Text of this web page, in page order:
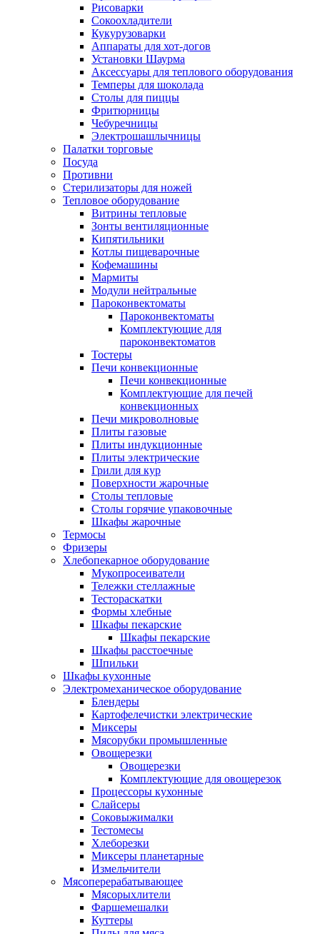
Рисоварки
Сокоохладители
Кукурузоварки
Аппараты для хот-догов
Установки Шаурма
Аксессуары для теплового оборудования
Темперы для шоколада
Столы для пиццы
Фритюрницы
Чебуречницы
Электрошашлычницы
Палатки торговые
Посуда
Противни
Стерилизаторы для ножей
Тепловое оборудование
Витрины тепловые
Зонты вентиляционные
Кипятильники
Котлы пищеварочные
Кофемашины
Мармиты
Модули нейтральные
Пароконвектоматы
Пароконвектоматы
Комплектующие для
пароконвектоматов
Тостеры
Печи конвекционные
Печи конвекционные
Комплектующие для печей
конвекционных
Печи микроволновые
Плиты газовые
Плиты индукционные
Плиты электрические
Грили для кур
Поверхности жарочные
Столы тепловые
Столы горячие упаковочные
Шкафы жарочные
Термосы
Фризеры
Хлебопекарное оборудование
Мукопросеиватели
Тележки стеллажные
Тестораскатки
Формы хлебные
Шкафы пекарские
Шкафы пекарские
Шкафы расстоечные
Шпильки
Шкафы кухонные
Электромеханическое оборудование
Блендеры
Картофелечистки электрические
Миксеры
Мясорубки промышленные
Овощерезки
Овощерезки
Комплектующие для овощерезок
Процессоры кухонные
Слайсеры
Соковыжималки
Тестомесы
Хлеборезки
Миксеры планетарные
Измельчители
Мясоперерабатывающее
Мясорыхлители
Фаршемешалки
Куттеры